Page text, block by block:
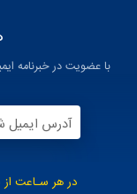
با عضویت در خبرنامه
آدرس ایمیل
در هر سـاعت از